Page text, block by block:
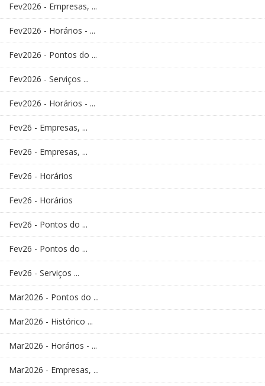
Fev2026 - Empresas, ...
Fev2026 - Horários - ...
Fev2026 - Pontos do ...
Fev2026 - Serviços ...
Fev2026 - Horários - ...
Fev26 - Empresas, ...
Fev26 - Empresas, ...
Fev26 - Horários
Fev26 - Horários
Fev26 - Pontos do ...
Fev26 - Pontos do ...
Fev26 - Serviços ...
Mar2026 - Pontos do ...
Mar2026 - Histórico ...
Mar2026 - Horários - ...
Mar2026 - Empresas, ...